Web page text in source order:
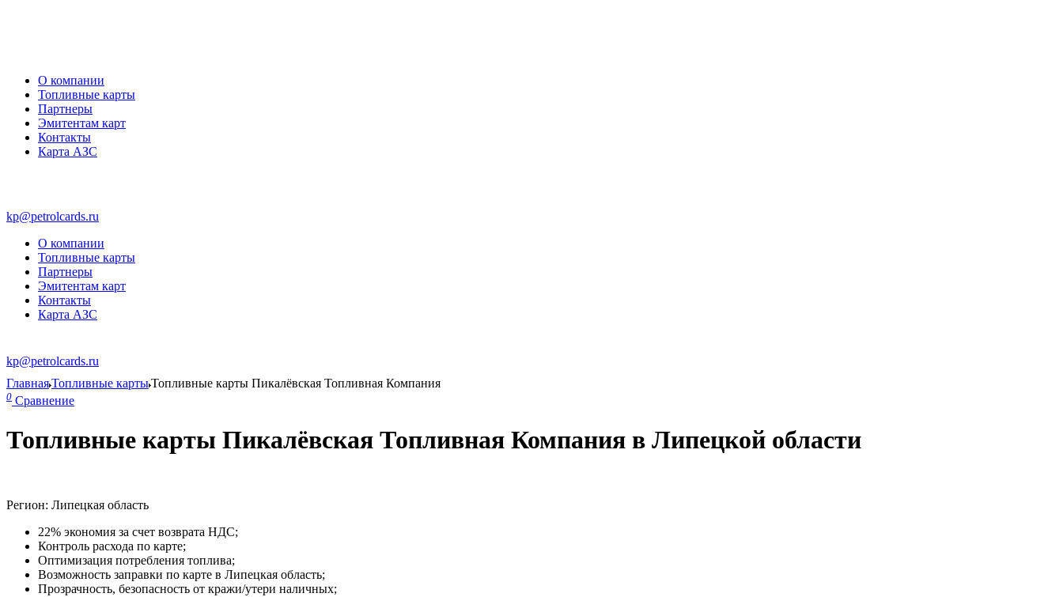
О компании
Топливные карты
Партнеры
Эмитентам карт
Контакты
Карта АЗС
kp@petrolcards.ru
О компании
Топливные карты
Партнеры
Эмитентам карт
Контакты
Карта АЗС
kp@petrolcards.ru
ГлавнаяТопливные картыТопливные карты Пикалёвская Топливная Компания
0 Сравнение
Топливные карты Пикалёвская Топливная Компания в Липецкой области
Регион: Липецкая область
22% экономия за счет возврата НДС;
Контроль расхода по карте;
Оптимизация потребления топлива;
Возможность заправки по карте в Липецкая область;
Прозрачность, безопасность от кражи/утери наличных;